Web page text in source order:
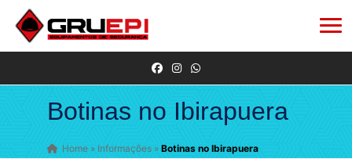
Botinas no Ibirapuera
Home» Informações » Botinas no Ibirapuera